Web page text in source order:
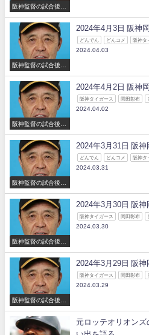
阪神監督の試合後の
阪神監督の試合後の
2024年4月3日 阪神
どんでん どんコメ 阪神タ
2024.04.03
阪神監督の試合後の
2024年4月2日 阪神
阪神タイガース 岡田彰布
2024.04.02
阪神監督の試合後の
2024年3月31日 阪
どんでん どんコメ 阪神タ
2024.03.31
阪神監督の試合後の
2024年3月30日 阪
阪神タイガース 岡田彰布
2024.03.30
阪神監督の試合後の
2024年3月29日 阪
阪神タイガース 岡田彰布
2024.03.29
元ロッテオリオン